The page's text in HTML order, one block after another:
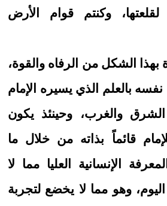
وكنتم قوام الأرض
بهذا الشكل من الرفاه والقوة،
نفسه بالعلم الذي يسيره الإمام
والغرب، وحينئذ يكون
قائماً بذاته من خلال ما
الإنسانية العليا مما لا
وهو مما لا يخضع لتجربة